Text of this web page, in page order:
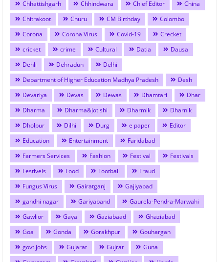
Chhattishgarh
Chhindwara Chief Editor
China
Chitrakoot
Churu CM Birthday
Colombo
Corona
Corona Virus Covid-19
Crecket
cricket
crime Cultural Datia
Dausa
Dehli
Dehradun
Delhi
Department of Higher Education Madhya Pradesh
Desh
Devariya
Devas Dewas Dhamtari
Dhar
Dharma
Dharma&Jotishi Dharmik
Dharnik
Dholpur
Dilhi Durg e paper
Editor
Education
Entertainment
Faridabad
Farmers Services
Fashion Festival
Festivals
Festivels
Food Football
Fraud
Fungus Virus
Gairatganj
Gajiyabad
gandhi nagar
Gariyaband
Gaurela-Pendra-Marwahi
Gawlior
Gaya Gaziabaad
Ghaziabad
Goa
Gonda Gorakhpur
Gouhargan
govt.jobs
Gujarat Gujrat
Guna